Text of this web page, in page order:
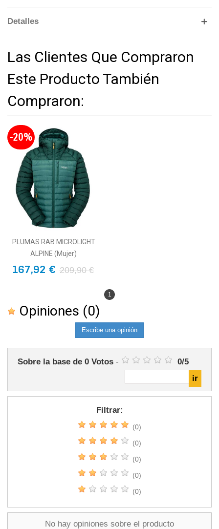
Detalles
Las Clientes Que Compraron
Este Producto También
Compraron:
-20%
PLUMAS RAB MICROLIGHT
ALPINE (Mujer)
167,92 € 209,90 €
1
Opiniones (0)
Escribe una opinión
Sobre la base de 0 Votos - 0/5
Filtrar:
(0)
(0)
(0)
(0)
(0)
No hay opiniones sobre el producto